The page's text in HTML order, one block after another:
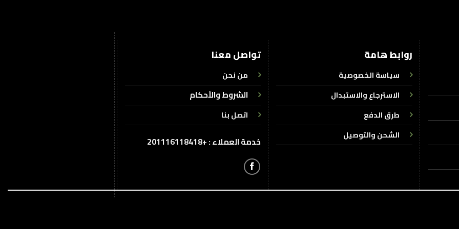
روابط هامة
سياسة الخصوصية
الاسترجاع والاستبدال
طرق الدفع
الشحن والتوصيل
تواصل معنا
من نحن
الشروط والأحكام
اتصل بنا
خدمة العملاء : +201116118418